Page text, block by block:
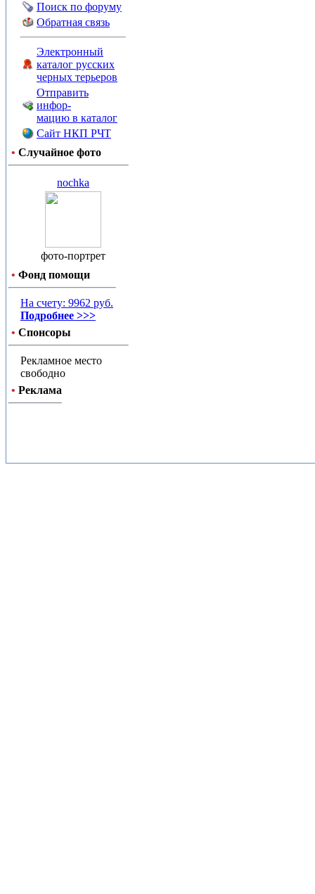
Поиск по форуму
Обратная связь
Электронный
каталог русских
черных терьеров
Отправить
инфор-
мацию в каталог
Сайт НКП РЧТ
• Случайное фото
nochka
фото-портрет
• Фонд помощи
На счету: 9962 руб.
Подробнее >>>
• Спонсоры
Рекламное место
свободно
• Реклама